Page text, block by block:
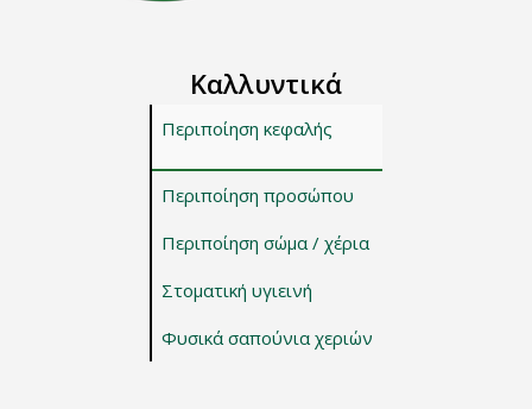
Καλλυντικά
Περιποίηση κεφαλής
Περιποίηση προσώπου
Περιποίηση σώμα / χέρια
Στοματική υγιεινή
Φυσικά σαπούνια χεριών